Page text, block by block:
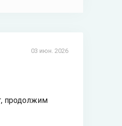
03 июн. 2026
продолжим